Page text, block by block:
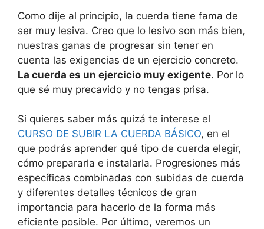
Como dije al principio, la cuerda tiene fama de
ser muy lesiva. Creo que lo lesivo son más bien,
nuestras ganas de progresar sin tener en
cuenta las exigencias de un ejercicio concreto.
La cuerda es un ejercicio muy exigente. Por lo
que sé muy precavido y no tengas prisa.
Si quieres saber más quizá te interese el
CURSO DE SUBIR LA CUERDA BÁSICO, en el
que podrás aprender qué tipo de cuerda elegir,
cómo prepararla e instalarla. Progresiones más
específicas combinadas con subidas de cuerda
y diferentes detalles técnicos de gran
importancia para hacerlo de la forma más
eficiente posible. Por último, veremos un